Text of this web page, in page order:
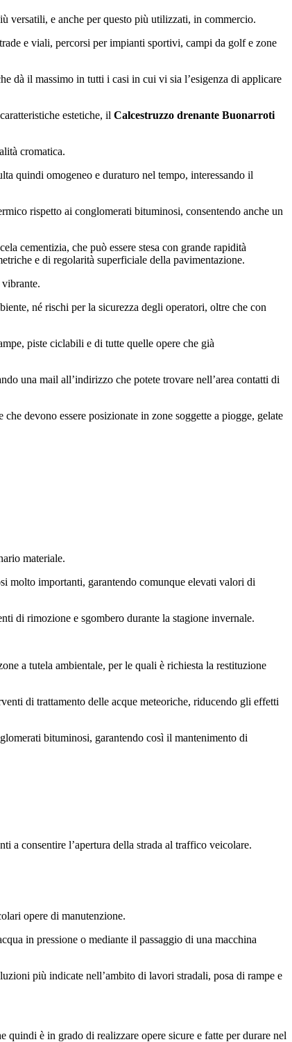
versatili, e anche per questo più utilizzati, in commercio.
e viali, percorsi per impianti sportivi, campi da golf e zone
dà il massimo in tutti i casi in cui vi sia l’esigenza di applicare
estetiche, il Calcestruzzo drenante Buonarroti
cromatica.
quindi omogeneo e duraturo nel tempo, interessando il
rispetto ai conglomerati bituminosi, consentendo anche un
cementizia, che può essere stesa con grande rapidità
e di regolarità superficiale della pavimentazione.
né rischi per la sicurezza degli operatori, oltre che con
piste ciclabili e di tutte quelle opere che già
una mail all’indirizzo che potete trovare nell’area contatti di
devono essere posizionate in zone soggette a piogge, gelate
materiale.
molto importanti, garantendo comunque elevati valori di
di rimozione e sgombero durante la stagione invernale.
a tutela ambientale, per le quali è richiesta la restituzione
di trattamento delle acque meteoriche, riducendo gli effetti
bituminosi, garantendo così il mantenimento di
a consentire l’apertura della strada al traffico veicolare.
opere di manutenzione.
in pressione o mediante il passaggio di una macchina
più indicate nell’ambito di lavori stradali, posa di rampe e
quindi è in grado di realizzare opere sicure e fatte per durare nel